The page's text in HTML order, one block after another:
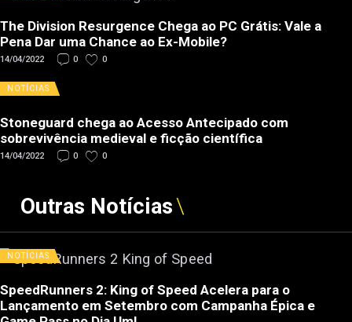
The Division Resurgence Chega ao PC Grátis: Vale a
Pena Dar uma Chance ao Ex-Mobile?
14/04/2022 0 0
NOTÍCIAS
Stoneguard chega ao Acesso Antecipado com
sobrevivência medieval e ficção científica
14/04/2022 0 0
Outras Notícias
NOTÍCIAS
SpeedRunners 2: King of Speed Acelera para o
Lançamento em Setembro com Campanha Épica e